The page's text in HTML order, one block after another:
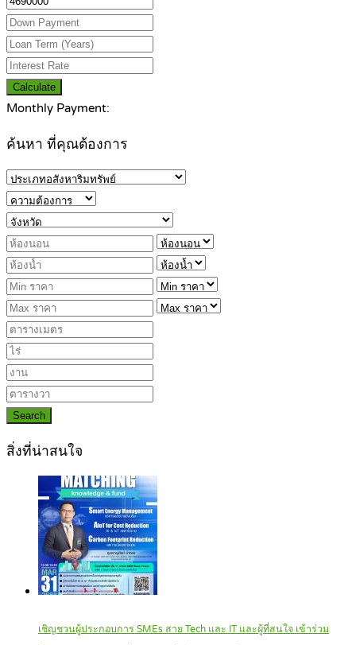
Calculate
Monthly Payment:
ค้นหา ที่คุณต้องการ
Search
สิ่งที่น่าสนใจ
เชิญชวนผู้ประกอบการ SMEs สาย Tech และ IT และผู้ที่สนใจ เข้าร่วม